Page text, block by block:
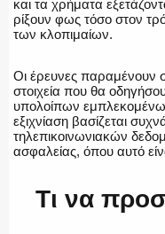
και τα χρήματα
ρίξουν φως τόσο στον
των κλοπιμαίων.
Οι έρευνες παραμένουν
στοιχεία που θα
υπολοίπων
εξιχνίαση βασίζεται
τηλεπικοινωνιακών
ασφαλείας, όπου αυτό
Τι να